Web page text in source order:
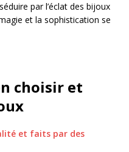
par l’éclat des bijoux
et la sophistication se
choisir et
et faits par des